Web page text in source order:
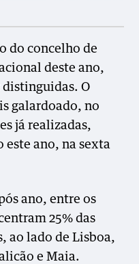
do concelho de
deste ano,
distinguidas. O
galardoado, no
já realizadas,
este ano, na sexta
ano, entre os
25% das
ao lado de Lisboa,
e Maia.